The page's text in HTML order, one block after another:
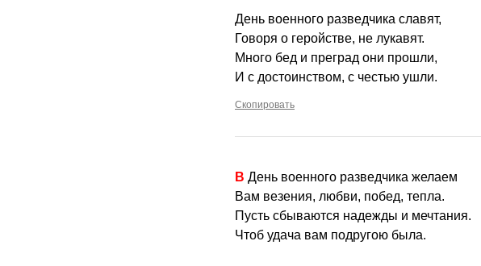
День военного разведчика славят,
Говоря о геройстве, не лукавят.
Много бед и преград они прошли,
И с достоинством, с честью ушли.
Скопировать
В День военного разведчика желаем
Вам везения, любви, побед, тепла.
Пусть сбываются надежды и мечтания.
Чтоб удача вам подругою была.